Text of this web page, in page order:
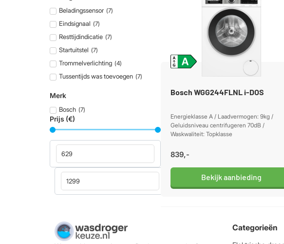
Beladingssensor (7)
Eindsignaal (7)
Resttijdindicatie (7)
Startuitstel (7)
Trommelverlichting (4)
Tussentijds was toevoegen (7)
Merk
Bosch (7)
Prijs (€)
Bosch WGG244FLNL i-DOS
Energieklasse A / Laadvermogen: 9kg /
Geluidsniveau centrifugeren 70dB /
Waskwaliteit: Topklasse
839,-
Bekijk aanbieding
Categorieën